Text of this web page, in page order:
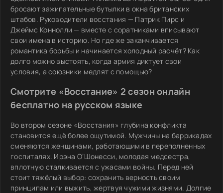
бросают зажигательные бутылки в окна британских
штабов. Руководители восстания — Патрик Пирс и
Джеймс Коннолли — вместе с соратниками вписывают
свои имена в историю. Но где же заканчивается
романтика борьбы и начинается холодный расчёт? Как
долго можно выстоять, когда армия диктует свои
условия, а союзники медлят с помощью?
Смотрите «Восстание» 2 сезон онлайн
бесплатно на русском языке
Во втором сезоне «Восстания» глубина конфликта
становится ещё более ощутимой. Мужчины на баррикадах
сменяются женщинами, работающими в переполненных
госпиталях. Ирэна О’Шонесси, молодая медсестра,
вплотную сталкивается с ужасами войны. Перед ней
стоит тяжёлый выбор: сохранить верность своим
принципам или выжить, жертвуя чужими жизнями. Долгие